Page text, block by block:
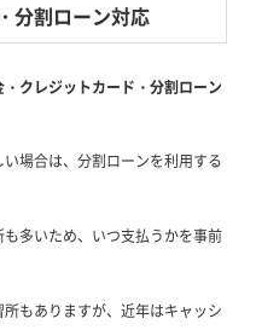
分割ローン対応
クレジットカード・分割ローン
場合は、分割ローンを利用する
多いため、いつ支払うかを事前
もありますが、近年はキャッシ